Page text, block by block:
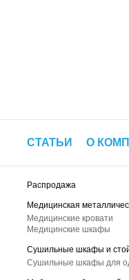
СТАТЬИ О
Распродажа
Медицинская
Медицинские кровати
Медицинские шкафы
Сушильные шкафы и
Сушильные шкафы для